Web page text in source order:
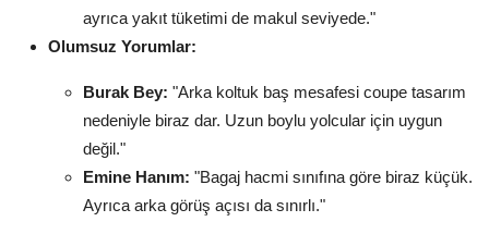
ayrıca yakıt tüketimi de makul seviyede."
Olumsuz Yorumlar:
Burak Bey: "Arka koltuk baş mesafesi coupe tasarım
nedeniyle biraz dar. Uzun boylu yolcular için uygun
değil."
Emine Hanım: "Bagaj hacmi sınıfına göre biraz küçük.
Ayrıca arka görüş açısı da sınırlı."